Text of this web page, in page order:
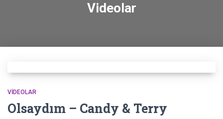
Videolar
VIDEOLAR
Olsaydım – Candy & Terry